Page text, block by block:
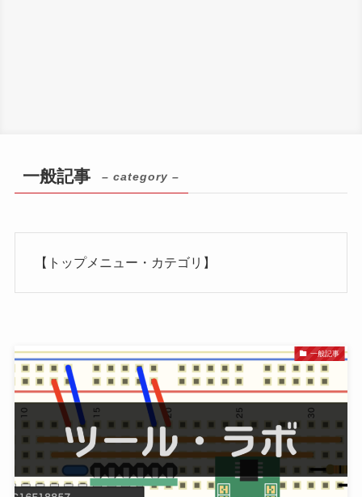
一般記事 – category –
【トップメニュー・カテゴリ】
一般記事